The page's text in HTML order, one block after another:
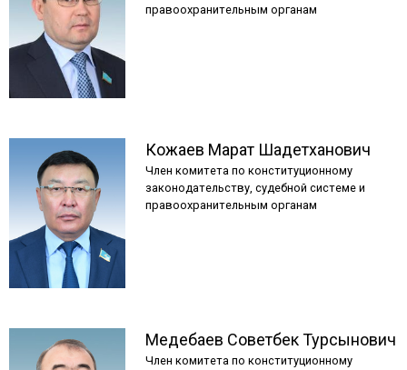
правоохранительным органам
Кожаев Марат Шадетханович
Член комитета по конституционному
законодательству, судебной системе и
правоохранительным органам
Медебаев СоветбекТурсынович
Член комитета по конституционному